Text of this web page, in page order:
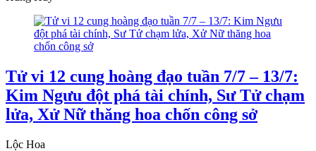
Tử vi 12 cung hoàng đạo tuần 7/7 – 13/7:
Kim Ngưu đột phá tài chính, Sư Tử chạm
lửa, Xử Nữ thăng hoa chốn công sở
Lộc Hoa